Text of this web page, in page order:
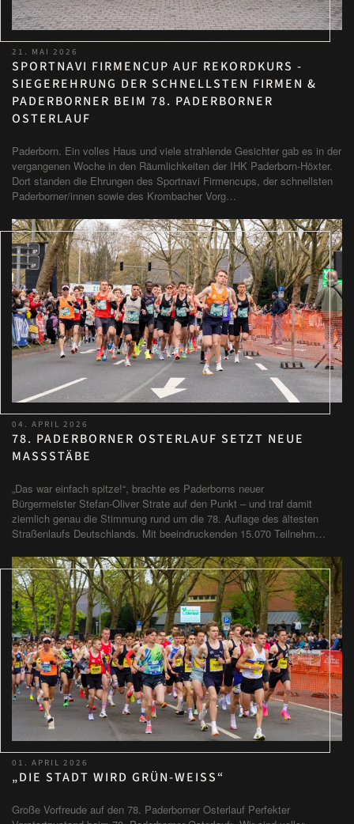
21. MAI 2026
SPORTNAVI FIRMENCUP AUF REKORDKURS -
SIEGEREHRUNG DER SCHNELLSTEN FIRMEN &
PADERBORNER BEIM 78. PADERBORNER
OSTERLAUF
Paderborn. Ein volles Haus und viele strahlende Gesichter gab es in der
vergangenen Woche in den Räumlichkeiten der IHK Paderborn-Höxter.
Dort standen die Ehrungen des Sportnavi Firmencups, der schnellsten
Paderborner/innen sowie des Krombacher Vorg…
04. APRIL 2026
78. PADERBORNER OSTERLAUF SETZT NEUE
MASSSTÄBE
„Das war einfach spitze!“, brachte es Paderborns neuer
Bürgermeister Stefan-Oliver Strate auf den Punkt – und traf damit
ziemlich genau die Stimmung rund um die 78. Auflage des ältesten
Straßenlaufs Deutschlands. Mit beeindruckenden 15.070 Teilnehm…
01. APRIL 2026
„DIE STADT WIRD GRÜN-WEISS“
Große Vorfreude auf den 78. Paderborner Osterlauf Perfekter